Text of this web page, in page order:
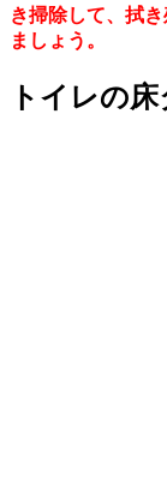
き掃除して、拭
ましょう。
トイレの